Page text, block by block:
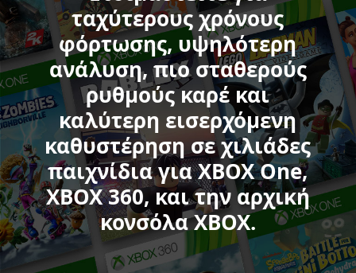
of
Duty:
Black
Ops
6,
College
Football
25,
Sea
of
Thieves,
Minecraft
Legends,
και
ταχύτερους χρόνους
φόρτωσης, υψηλότερη
ανάλυση, πιο σταθερούς
ρυθμούς καρέ και
καλύτερη εισερχόμενη
καθυστέρηση σε χιλιάδες
παιχνίδια για XBOX One,
XBOX 360, και την αρχική
κονσόλα XBOX.